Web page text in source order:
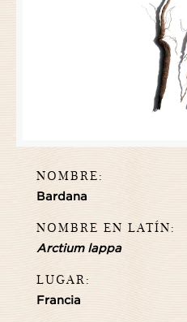
NOMBRE:
Bardana
NOMBRE EN LATÍN:
Arctium lappa
LUGAR:
Francia